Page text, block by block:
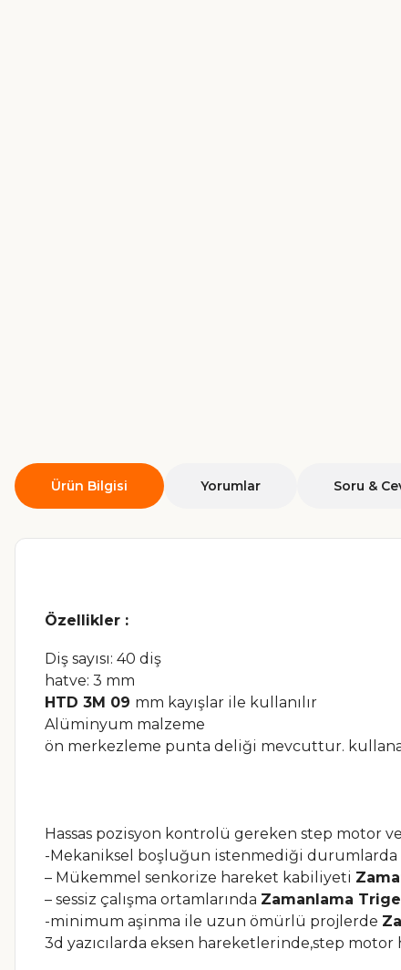
Ürün Bilgisi Yorumlar Soru &
Özellikler :
Diş sayısı: 40 diş
hatve: 3 mm
HTD 3M 09 mm kayışlar ile kullanılır
Alüminyum malzeme
ön merkezleme punta deliği mevcuttur.
Hassas pozisyon kontrolü gereken step motor
-Mekaniksel boşluğun istenmediği durumlarda
– Mükemmel senkorize hareket kabiliyeti
– sessiz çalışma ortamlarında Zamanlama
-minimum aşinma ile uzun ömürlü projlerde
3d yazıcılarda eksen hareketlerinde,step